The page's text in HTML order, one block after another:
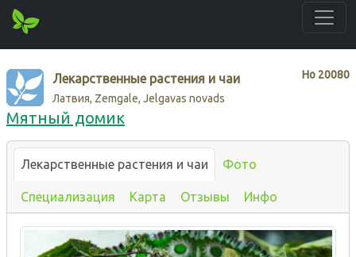
Нo 20080
Лекарственные растения и чаи
Латвия, Zemgale, Jelgavas novads
Мятный домик
Лекарственные растения и чаи Фото
Специализация Карта Отзывы Инфо